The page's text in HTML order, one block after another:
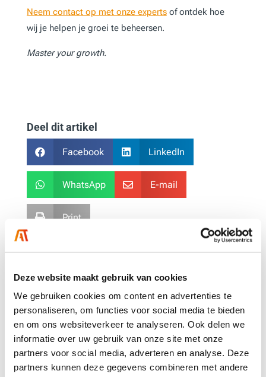
Deze website maakt gebruik van cookies
We gebruiken cookies om content en advertenties te
personaliseren, om functies voor social media te bieden
en om ons websiteverkeer te analyseren. Ook delen we
informatie over uw gebruik van onze site met onze
partners voor social media, adverteren en analyse. Deze
partners kunnen deze gegevens combineren met andere
Neem contact op met onze expertsof ontdek hoe
wij je helpen je groei te beheersen.
Master your growth.
Deel dit artikel
 Facebook  LinkedIn
 WhatsApp  E-mail
 Print
Anderen bekeken ook